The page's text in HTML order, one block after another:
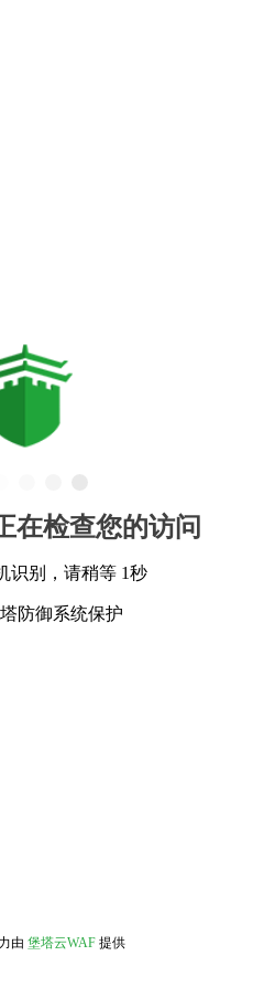
在检查您的访问
识别，请稍等 1秒
防御系统保护
由 堡塔云WAF 提供